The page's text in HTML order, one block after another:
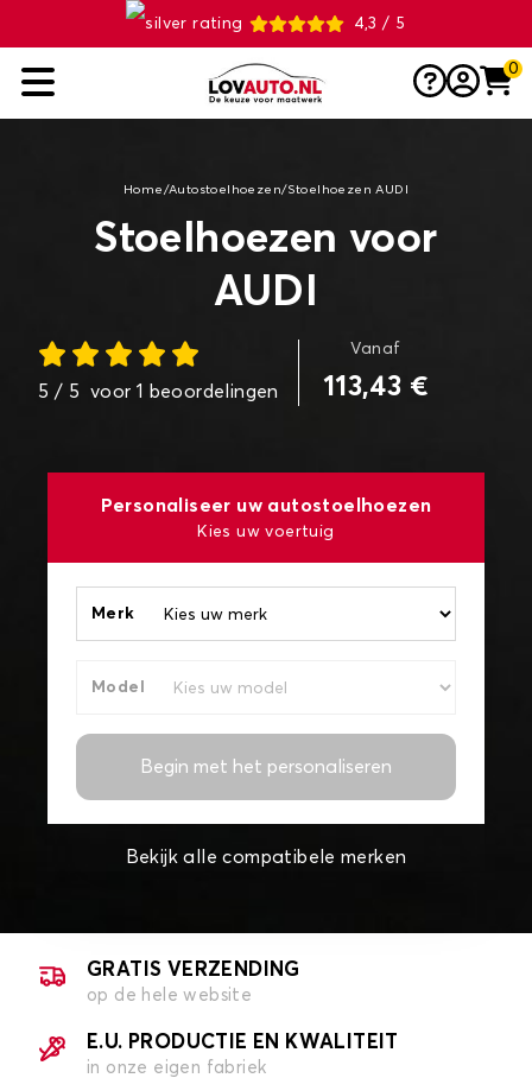
4,3 / 5
0
Home /Autostoelhoezen/ Stoelhoezen AUDI
Stoelhoezen voor
AUDI
5 / 5 voor 1 beoordelingen
Vanaf
113,43 €
Personaliseer uw autostoelhoezen
Kies uw voertuig
Merk
Model
Begin met het personaliseren
Bekijk alle compatibele merken
GRATIS VERZENDING
op de hele website
E.U. PRODUCTIE EN KWALITEIT
in onze eigen fabriek